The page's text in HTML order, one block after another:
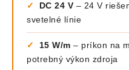
✓ DC 24 V – 24 V
svetelné línie
✓ 15 W/m – príkon na
potrebný výkon zdroja